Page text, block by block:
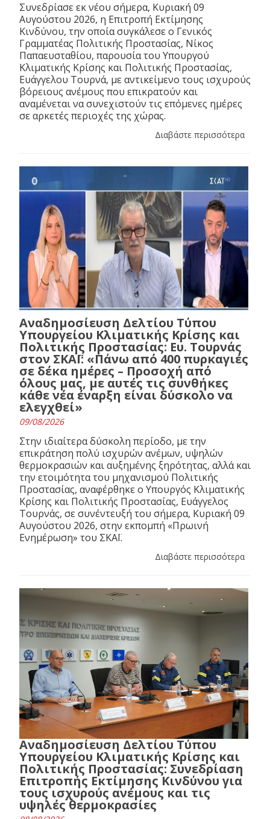
Συνεδρίασε εκ νέου σήμερα, Κυριακή 09
Αυγούστου 2026, η Επιτροπή Εκτίμησης
Κινδύνου, την οποία συγκάλεσε ο Γενικός
Γραμματέας Πολιτικής Προστασίας, Νίκος
Παπαευσταθίου, παρουσία του Υπουργού
Κλιματικής Κρίσης και Πολιτικής Προστασίας,
Ευάγγελου Τουρνά, με αντικείμενο τους ισχυρούς
βόρειους ανέμους που επικρατούν και
αναμένεται να συνεχιστούν τις επόμενες ημέρες
σε αρκετές περιοχές της χώρας.
Διαβάστε περισσότερα
Αναδημοσίευση Δελτίου Τύπου
Υπουργείου Κλιματικής Κρίσης και
Πολιτικής Προστασίας: Ευ. Τουρνάς
στον ΣΚΑΪ: «Πάνω από 400 πυρκαγιές
σε δέκα ημέρες – Προσοχή από
όλους μας, με αυτές τις συνθήκες
κάθε νέα έναρξη είναι δύσκολο να
ελεγχθεί»
09/08/2026
Στην ιδιαίτερα δύσκολη περίοδο, με την
επικράτηση πολύ ισχυρών ανέμων, υψηλών
θερμοκρασιών και αυξημένης ξηρότητας, αλλά και
την ετοιμότητα του μηχανισμού Πολιτικής
Προστασίας, αναφέρθηκε ο Υπουργός Κλιματικής
Κρίσης και Πολιτικής Προστασίας, Ευάγγελος
Τουρνάς, σε συνέντευξή του σήμερα, Κυριακή 09
Αυγούστου 2026, στην εκπομπή «Πρωινή
Ενημέρωση» του ΣΚΑΪ.
Διαβάστε περισσότερα
Αναδημοσίευση Δελτίου Τύπου
Υπουργείου Κλιματικής Κρίσης και
Πολιτικής Προστασίας: Συνεδρίαση
Επιτροπής Εκτίμησης Κινδύνου για
τους ισχυρούς ανέμους και τις
υψηλές θερμοκρασίες